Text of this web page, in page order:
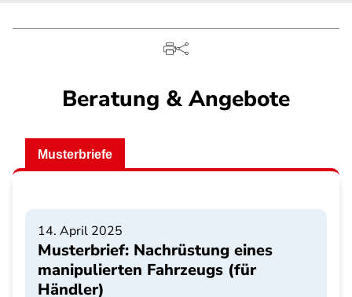
Beratung & Angebote
Musterbriefe
14. April 2025
Musterbrief: Nachrüstung eines
manipulierten Fahrzeugs (für
Händler)